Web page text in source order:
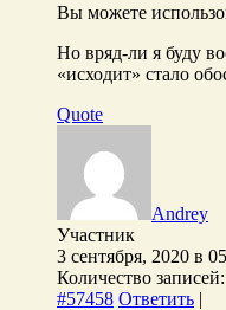
Вы можете
Но вряд-ли я буду
«исходит» стало
Quote
Andrey
Участник
3 сентября, 2020 в
Количество записей:
#57458 Ответить |